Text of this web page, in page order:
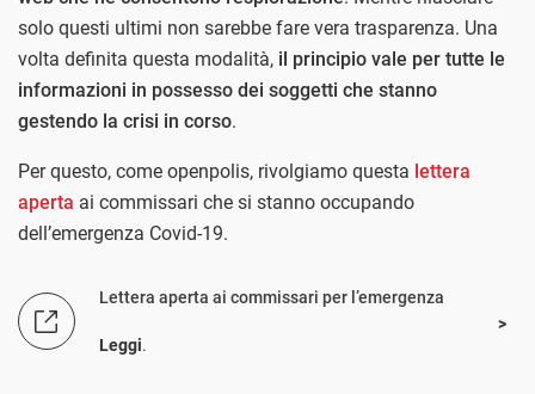
solo questi ultimi non sarebbe fare vera trasparenza. Una
volta definita questa modalità, il principio vale per tutte le
informazioni in possesso dei soggetti che stanno
gestendo la crisi in corso.
Per questo, come openpolis, rivolgiamo questa lettera
aperta ai commissari che si stanno occupando
dell’emergenza Covid-19.
Lettera aperta ai commissari per l’emergenza
Leggi.